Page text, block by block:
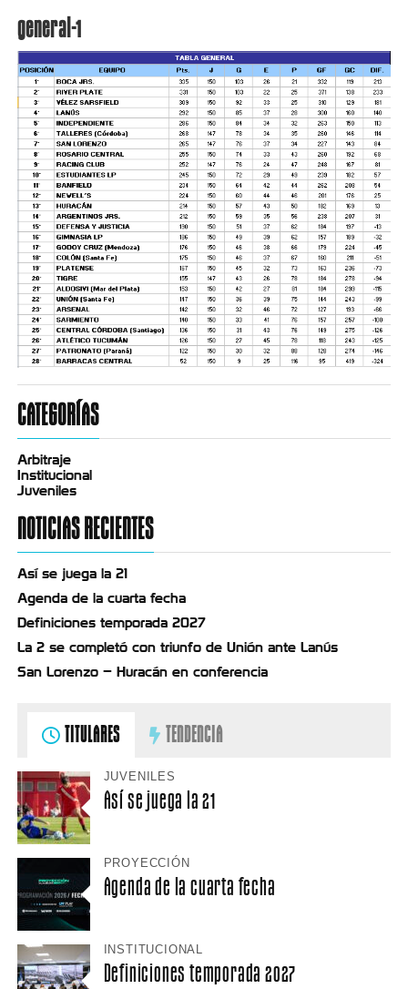
general-1
CATEGORÍAS
Arbitraje
Institucional
Juveniles
NOTICIAS RECIENTES
Así se juega la 21
Agenda de la cuarta fecha
Definiciones temporada 2027
La 2 se completó con triunfo de Unión ante Lanús
San Lorenzo – Huracán en conferencia
TITULARES TENDENCIA
JUVENILES
Así se juega la 21
PROYECCIÓN
Agenda de la cuarta fecha
INSTITUCIONAL
Definiciones temporada 2027